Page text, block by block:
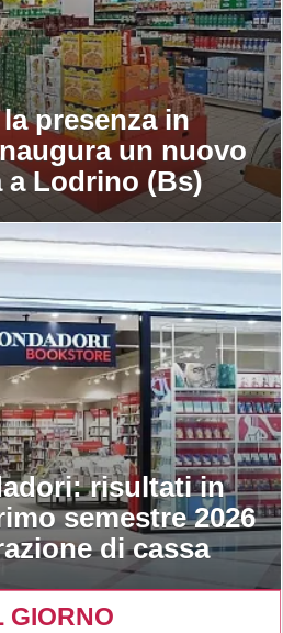
presenza in
un nuovo
Lodrino (Bs)
risultati in
semestre 2026
di cassa
GIORNO